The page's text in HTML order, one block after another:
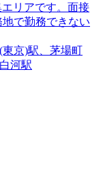
リアです。面接
で勤務できない
京)駅、茅場町
河駅